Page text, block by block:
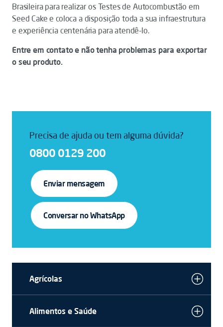
Brasileira para realizar os Testes de Autocombustão em
Seed Cake e coloca a disposição toda a sua infraestrutura
e experiência centenária para atendê-lo.
Entre em contato e não tenha problemas para exportar
o seu produto.
Precisa de ajuda ou tem alguma dúvida?
0800 0129 200
Enviar mensagem
Conversar no WhatsApp
Agrícolas
Alimentos e Saúde